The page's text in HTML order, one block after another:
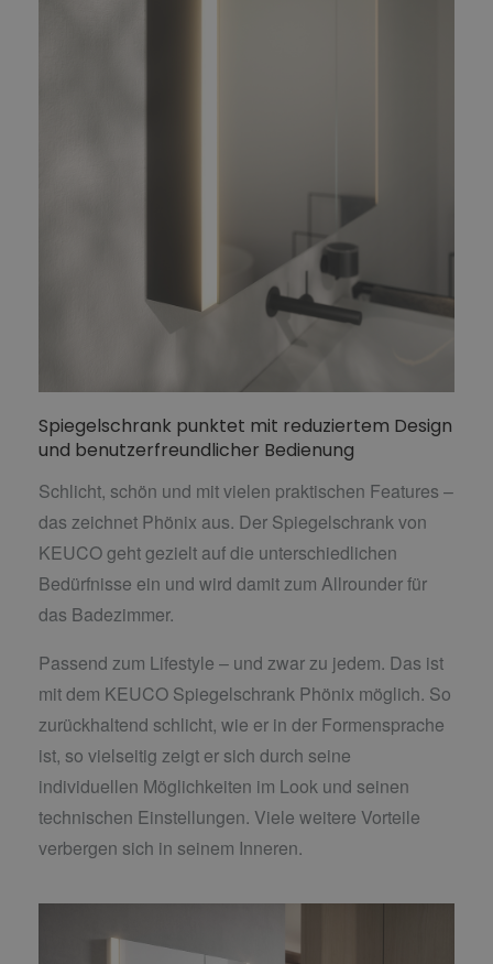
Spiegelschrank punktet mit reduziertem Design
und benutzerfreundlicher Bedienung
Schlicht, schön und mit vielen praktischen Features –
das zeichnet Phönix aus. Der Spiegelschrank von
KEUCO geht gezielt auf die unterschiedlichen
Bedürfnisse ein und wird damit zum Allrounder für
das Badezimmer.
Passend zum Lifestyle – und zwar zu jedem. Das ist
mit dem KEUCO Spiegelschrank Phönix möglich. So
zurückhaltend schlicht, wie er in der Formensprache
ist, so vielseitig zeigt er sich durch seine
individuellen Möglichkeiten im Look und seinen
technischen Einstellungen. Viele weitere Vorteile
verbergen sich in seinem Inneren.